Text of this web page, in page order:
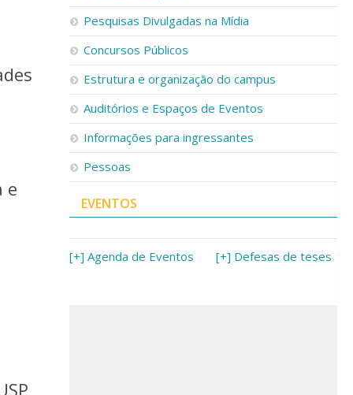
e
Pesquisas Divulgadas na Mídia
Concursos Públicos
Estrutura e organização do campus
Auditórios e Espaços de Eventos
Informações para ingressantes
Pessoas
EVENTOS
[+] Agenda de Eventos [+] Defesas de teses